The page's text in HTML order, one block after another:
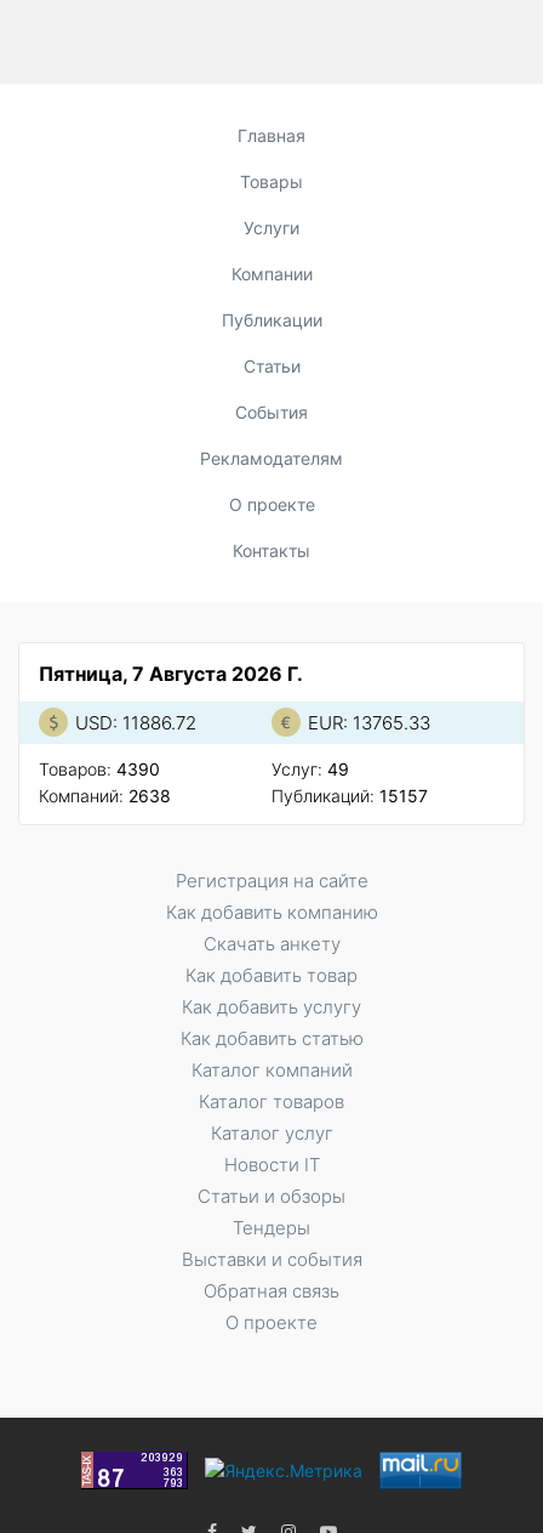
Главная
Товары
Услуги
Компании
Публикации
Статьи
События
Рекламодателям
О проекте
Контакты
Пятница, 7 Августа 2026 Г.
USD: 11886.72 EUR: 13765.33
Товаров: 4390
Компаний: 2638
Услуг: 49
Публикаций: 15157
Регистрация на сайте
Как добавить компанию
Скачать анкету
Как добавить товар
Как добавить услугу
Как добавить статью
Каталог компаний
Каталог товаров
Каталог услуг
Новости IT
Статьи и обзоры
Тендеры
Выставки и события
Обратная связь
О проекте